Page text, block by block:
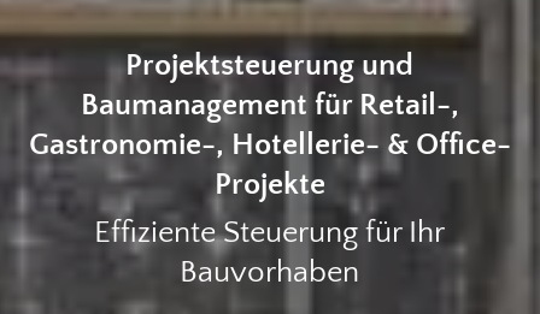
Projektsteuerung und
Baumanagement für Retail-,
Gastronomie-, Hotellerie- & Office-
Projekte
Effiziente Steuerung für Ihr
Bauvorhaben